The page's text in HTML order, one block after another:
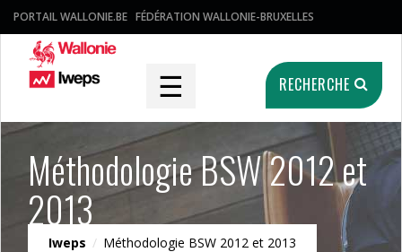
PORTAIL WALLONIE.BE FÉDÉRATION WALLONIE-BRUXELLES
☰ RECHERCHE
Méthodologie BSW 2012 et
2013
Iweps / Méthodologie BSW 2012 et 2013